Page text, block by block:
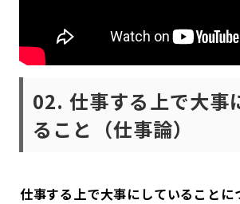
02. 仕事する上で大事
ること（仕事論）
――仕事する上で大事にしていること